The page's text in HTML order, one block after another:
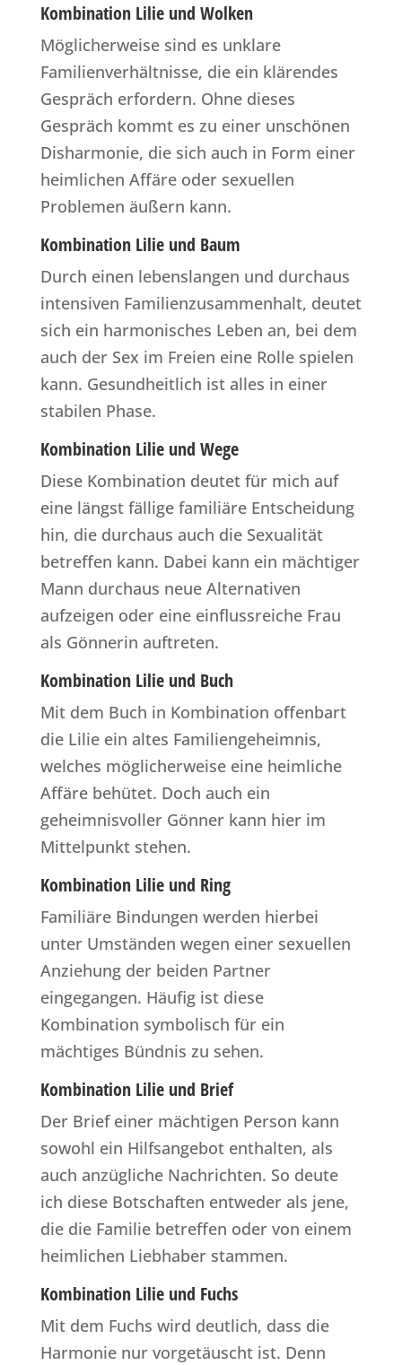
Kombination Lilie und Wolken
Möglicherweise sind es unklare
Familienverhältnisse, die ein klärendes
Gespräch erfordern. Ohne dieses
Gespräch kommt es zu einer unschönen
Disharmonie, die sich auch in Form einer
heimlichen Affäre oder sexuellen
Problemen äußern kann.
Kombination Lilie und Baum
Durch einen lebenslangen und durchaus
intensiven Familienzusammenhalt, deutet
sich ein harmonisches Leben an, bei dem
auch der Sex im Freien eine Rolle spielen
kann. Gesundheitlich ist alles in einer
stabilen Phase.
Kombination Lilie und Wege
Diese Kombination deutet für mich auf
eine längst fällige familiäre Entscheidung
hin, die durchaus auch die Sexualität
betreffen kann. Dabei kann ein mächtiger
Mann durchaus neue Alternativen
aufzeigen oder eine einflussreiche Frau
als Gönnerin auftreten.
Kombination Lilie und Buch
Mit dem Buch in Kombination offenbart
die Lilie ein altes Familiengeheimnis,
welches möglicherweise eine heimliche
Affäre behütet. Doch auch ein
geheimnisvoller Gönner kann hier im
Mittelpunkt stehen.
Kombination Lilie und Ring
Familiäre Bindungen werden hierbei
unter Umständen wegen einer sexuellen
Anziehung der beiden Partner
eingegangen. Häufig ist diese
Kombination symbolisch für ein
mächtiges Bündnis zu sehen.
Kombination Lilie und Brief
Der Brief einer mächtigen Person kann
sowohl ein Hilfsangebot enthalten, als
auch anzügliche Nachrichten. So deute
ich diese Botschaften entweder als jene,
die die Familie betreffen oder von einem
heimlichen Liebhaber stammen.
Kombination Lilie und Fuchs
Mit dem Fuchs wird deutlich, dass die
Harmonie nur vorgetäuscht ist. Denn